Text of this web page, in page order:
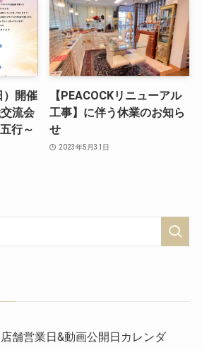
開催
流会
行～
【PEACOCKリニューアル
工事】に伴う休業のお知ら
せ
2023年5月31日
舗営業日&動画公開日カレンダ